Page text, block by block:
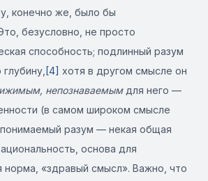
конечно же, было бы
безусловно, не просто
способность; подлинный разум
[4] хотя в другом смысле он
непознаваемымдля него —
(в самом широком смысле
понимаемый разум — некая общая
основа для
норма, «здравый смысл». Важно, что